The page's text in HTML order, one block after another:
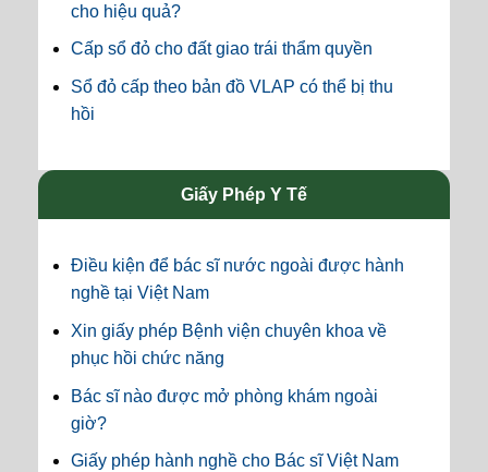
cho hiệu quả?
Cấp sổ đỏ cho đất giao trái thẩm quyền
Sổ đỏ cấp theo bản đồ VLAP có thể bị thu
hồi
Giấy Phép Y Tế
Điều kiện để bác sĩ nước ngoài được hành
nghề tại Việt Nam
Xin giấy phép Bệnh viện chuyên khoa về
phục hồi chức năng
Bác sĩ nào được mở phòng khám ngoài
giờ?
Giấy phép hành nghề cho Bác sĩ Việt Nam